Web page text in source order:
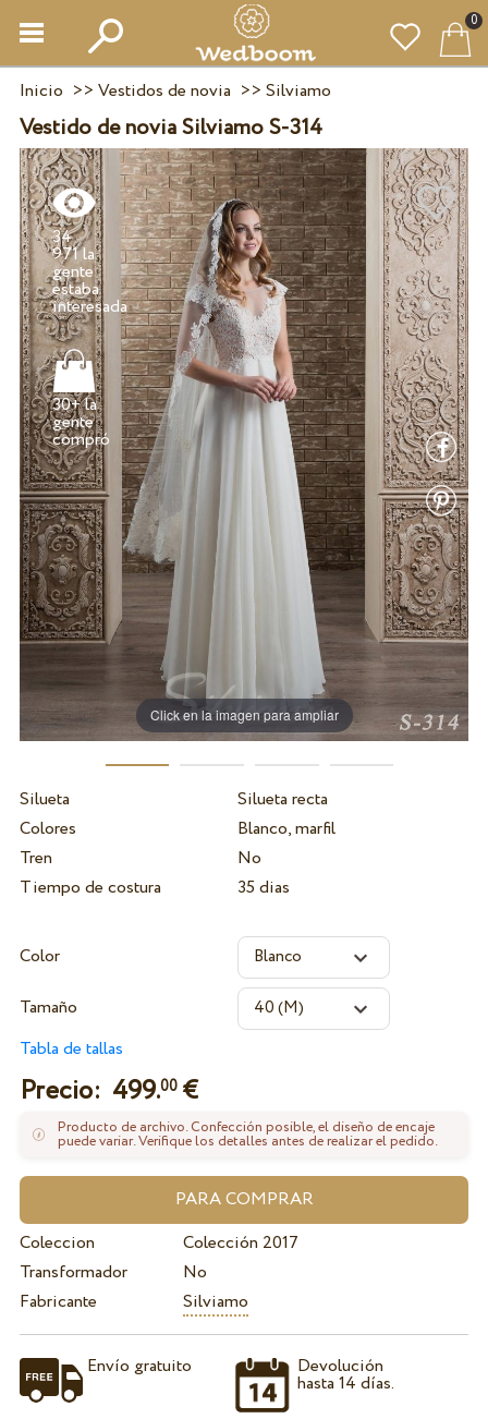
0
Inicio >> Vestidos de novia >> Silviamo
Vestido de novia Silviamo S-314
Click en la imagen para ampliar
34
971 la
gente
estaba
interesada
30+ la
gente
Silueta
Silueta recta
Colores
Blanco, marfil
Tren
No
Tiempo de costura
35 dias
Color
Tamaño
Tabla de tallas
Precio: 499.00€
Producto de archivo. Confección posible, el diseño de encaje
puede variar. Verifique los detalles antes de realizar el pedido.
Coleccion
Colección 2017
Transformador
No
Fabricante
Silviamo
Envío gratuito Devolución
hasta 14 días.